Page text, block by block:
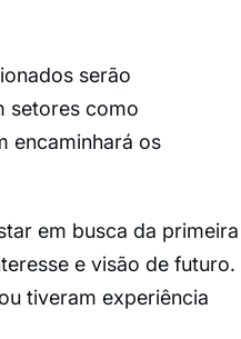
serão
setores como
encaminhará os
em busca da primeira
e visão de futuro.
tiveram experiência